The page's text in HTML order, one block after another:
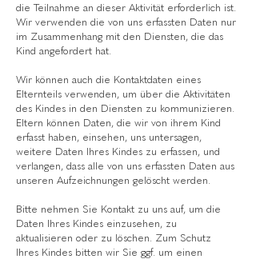
die Teilnahme an dieser Aktivität erforderlich ist.
Wir verwenden die von uns erfassten Daten nur
im Zusammenhang mit den Diensten, die das
Kind angefordert hat.
Wir können auch die Kontaktdaten eines
Elternteils verwenden, um über die Aktivitäten
des Kindes in den Diensten zu kommunizieren.
Eltern können Daten, die wir von ihrem Kind
erfasst haben, einsehen, uns untersagen,
weitere Daten Ihres Kindes zu erfassen, und
verlangen, dass alle von uns erfassten Daten aus
unseren Aufzeichnungen gelöscht werden.
Bitte nehmen Sie Kontakt zu uns auf, um die
Daten Ihres Kindes einzusehen, zu
aktualisieren oder zu löschen. Zum Schutz
Ihres Kindes bitten wir Sie ggf. um einen